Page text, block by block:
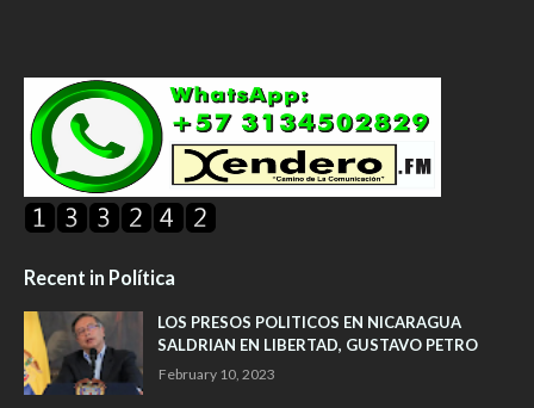
Recent in Política
LOS PRESOS POLITICOS EN NICARAGUA
SALDRIAN EN LIBERTAD, GUSTAVO PETRO
February 10, 2023